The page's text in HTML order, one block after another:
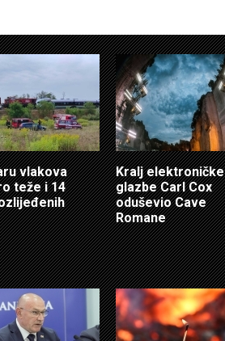
vlakova
teže i 14
Kralj elektroničke
glazbe Carl Cox
oduševio Cave
Romane